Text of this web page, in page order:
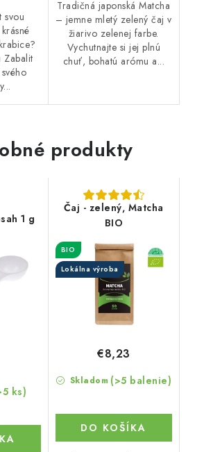
svou
Zabalit
Tradičná japonská Matcha
– jemne mletý zelený čaj v
žiarivo zelenej farbe.
Vychutnajte si jej plnú
chuť, bohatú arómu a...
produkty
1 g
ks)
Čaj - zelený, Matcha
BIO
BIO
Lokálna výroba
Skladom (>5 balenie)
€8,23
DO KOŠÍKA